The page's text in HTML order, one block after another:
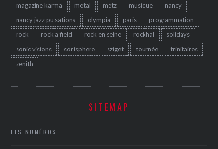
magazine karma
metal metz musique
nancy
nancy jazz pulsations
olympia paris
programmation
rock
rock a field rock en seine rockhal
solidays
sonic visions
sonisphere sziget tournée
trinitaires
zenith
SITEMAP
LES NUMÉROS